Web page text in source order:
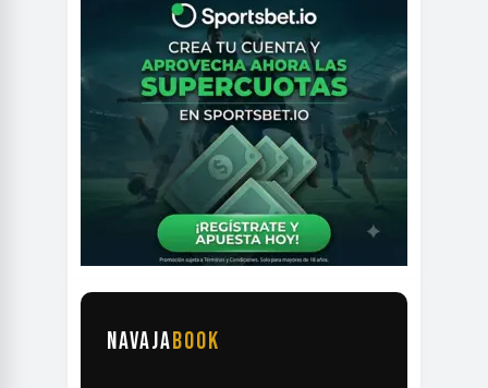
NAVAJABOOK